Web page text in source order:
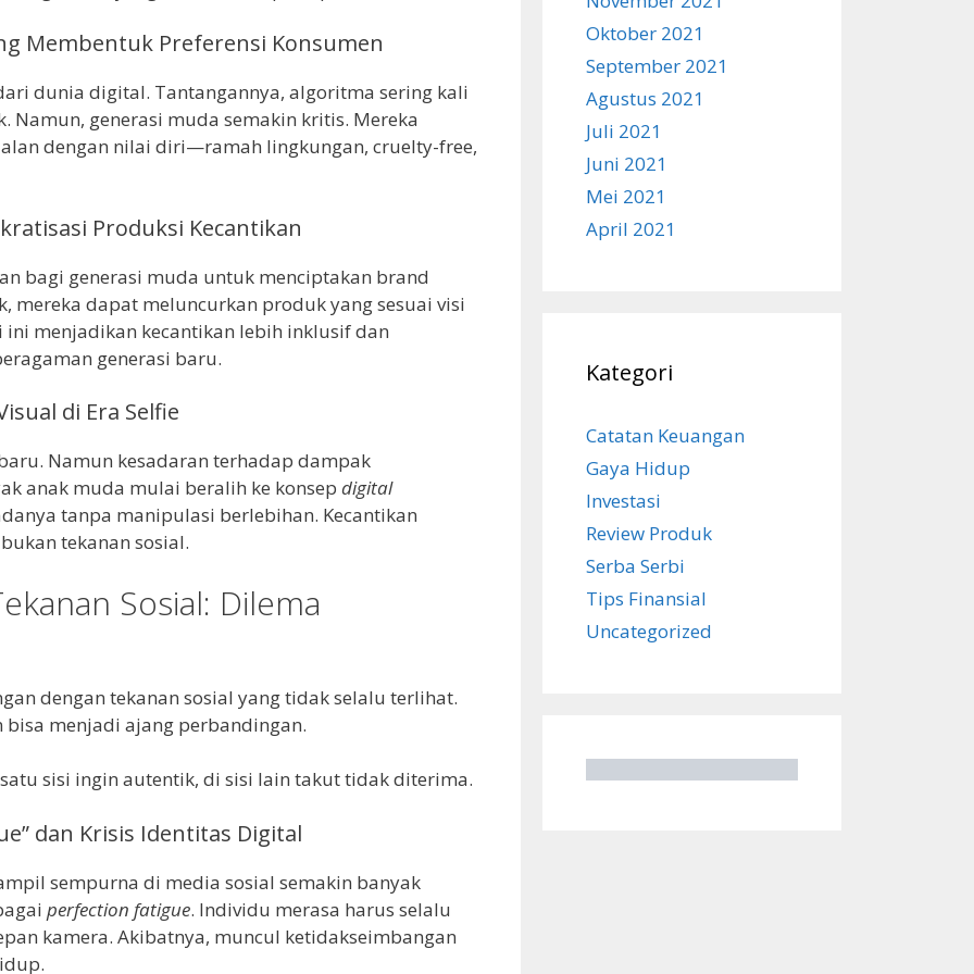
Membentuk Preferensi Konsumen
dunia digital. Tantangannya, algoritma sering kali
Namun, generasi muda semakin kritis. Mereka
dengan nilai diri—ramah lingkungan, cruelty-free,
Produksi Kecantikan
bagi generasi muda untuk menciptakan brand
mereka dapat meluncurkan produk yang sesuai visi
menjadikan kecantikan lebih inklusif dan
generasi baru.
di Era Selfie
Namun kesadaran terhadap dampak
anak muda mulai beralih ke konsep digital
tanpa manipulasi berlebihan. Kecantikan
tekanan sosial.
Sosial: Dilema
dengan tekanan sosial yang tidak selalu terlihat.
bisa menjadi ajang perbandingan.
sisi ingin autentik, di sisi lain takut tidak diterima.
dan Krisis Identitas Digital
sempurna di media sosial semakin banyak
perfection fatigue. Individu merasa harus selalu
kamera. Akibatnya, muncul ketidakseimbangan
Oktober 2021
September 2021
Agustus 2021
Juli 2021
Juni 2021
Mei 2021
April 2021
Kategori
Catatan Keuangan
Gaya Hidup
Investasi
Review Produk
Serba Serbi
Tips Finansial
Uncategorized